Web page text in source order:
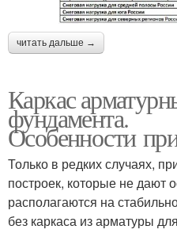
читать дальше →
Каркас
фундамента.
Особенности
Только в редких случаях,
построек, которые не дают
располагаются на
без каркаса из арматуры